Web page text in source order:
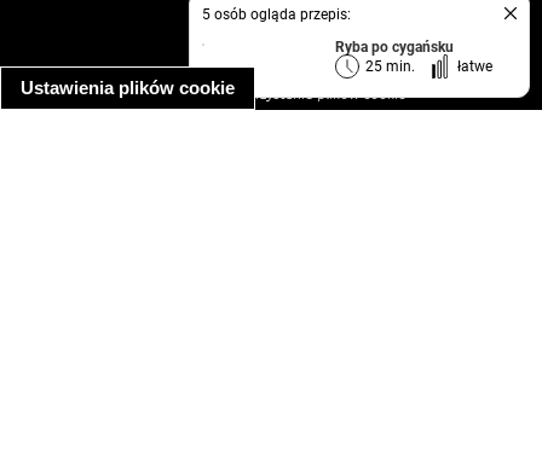
Ustawienia plików cookie
5 osób ogląda przepis:
Ryba po cygańsku
25 min.
łatwe
kontakt
informacja o prywatności
informacja o wykorzystaniu plików cookie